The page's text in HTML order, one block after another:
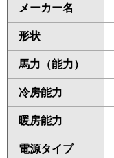
メーカー名
形状
馬力（能力）
冷房能力
暖房能力
電源タイプ